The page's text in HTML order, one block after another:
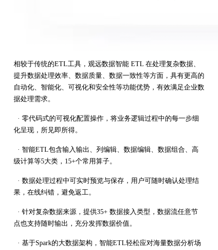
相较于传统的ETL工具，观远数据智能 ETL 在处理复杂数据、
提升数据处理效率、数据质量、数据一致性等方面，具有更高的
自动化、智能化、可视化和安全性等功能优势，有效满足企业数
据处理需求。
· 零代码式的可视化配置操作，将业务逻辑过程中的每一步细
化呈现，所见即所得。
· 智能ETL包含输入输出、列编辑、数据编辑、数据组合、高
级计算等5大类，15+个常用算子。
· 数据处理过程中可实时预览与保存，用户可随时确认处理结
果，在线纠错，避免返工。
· 针对复杂数据来源，提供35+ 数据接入类型，数据流任意节
点也支持随时输出，充分发挥数据价值。
· 基于Spark的大数据架构，智能ETL轻松应对海量数据分析场